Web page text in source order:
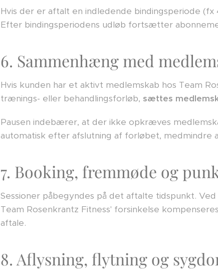
Hvis der er aftalt en indledende bindingsperiode
Efter bindingsperiodens udløb fortsætter
6. Sammenhæng med
Hvis kunden har et aktivt medlemskab hos Team
trænings- eller behandlingsforløb, sættes
Pausen indebærer, at der ikke opkræves
automatisk efter afslutning af forløbet, medmindre
7. Booking, fremmøde og
Sessioner påbegyndes på det aftalte tidspunkt.
Team Rosenkrantz Fitness' forsinkelse
aftale.
8. Aflysning, flytning og